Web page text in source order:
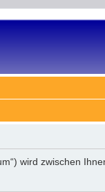
wird zwischen